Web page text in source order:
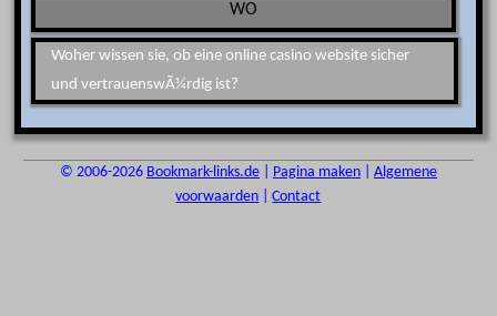
WO
Woher wissen sie, ob eine online casino website sicher
und vertrauenswÃ¼rdig ist?
© 2006-2026 Bookmark-links.de| Pagina maken| Algemene
voorwaarden |Contact